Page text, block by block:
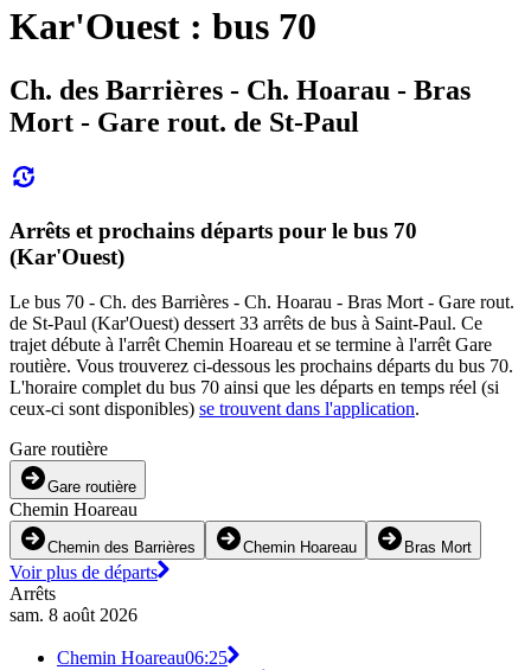
Kar'Ouest : bus 70
Ch. des Barrières - Ch. Hoarau - Bras
Mort - Gare rout. de St-Paul
Arrêts et prochains départs pour le bus 70
(Kar'Ouest)
Le bus 70 - Ch. des Barrières - Ch. Hoarau - Bras Mort - Gare rout.
de St-Paul (Kar'Ouest) dessert 33 arrêts de bus à Saint-Paul. Ce
trajet débute à l'arrêt Chemin Hoareau et se termine à l'arrêt Gare
routière. Vous trouverez ci-dessous les prochains départs du bus 70.
L'horaire complet du bus 70 ainsi que les départs en temps réel (si
ceux-ci sont disponibles) se trouvent dans l'application.
Gare routière
Gare routière
Chemin Hoareau
Chemin des Barrières Chemin Hoareau Bras Mort
Voir plus de départs
Arrêts
sam. 8 août 2026
Chemin Hoareau06:25